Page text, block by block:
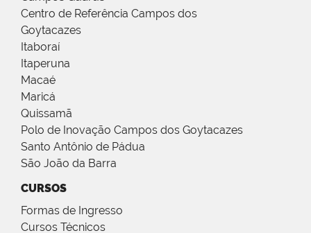
Centro de Referência Campos dos
Goytacazes
Itaboraí
Itaperuna
Macaé
Maricá
Quissamã
Polo de Inovação Campos dos Goytacazes
Santo Antônio de Pádua
São João da Barra
CURSOS
Formas de Ingresso
Cursos Técnicos